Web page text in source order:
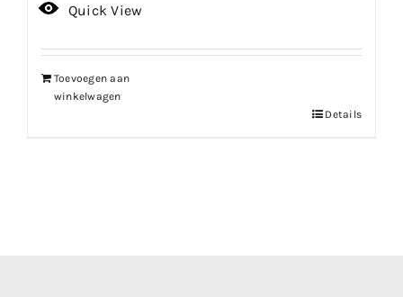
Quick View
Toevoegen aan
winkelwagen
Details